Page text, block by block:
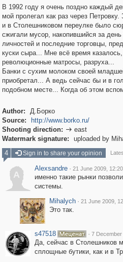
В 1992 году я очень поздно каждый
мой пролегал как раз через
и в Столешниковом переулке было
сжигали мусор, накопившийся за день
личностей и последние торговцы,
куски сыра... Мне всё время
революционные матросы, разруха...
Банки с сухим молоком своей
приобретал... А ведь сейчас бы и в
подобном месте... Когда об этом
Author:
Д.Борко
Source:
http://www.borko.ru/
Shooting direction:  east
Watermark signature:
uploaded by
4
Sign in to share your opinion
A
Alexsandre · 21 June 2009, 12:20
именно такие рынки
системы.
Mihalych · 21 June 2009,
Это так.
s47518 · 7
Да, сейчас в Столешников
сплощные бутики, как и в